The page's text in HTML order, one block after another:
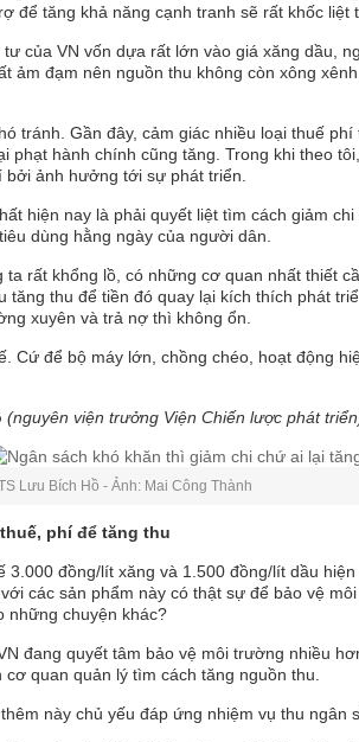
để tăng khả năng cạnh tranh sẽ rất khốc liệt
tư của VN vốn dựa rất lớn vào giá xăng dầu,
ảm đạm nên nguồn thu không còn xông
tránh. Gần đây, cảm giác nhiều loại thuế
phạt hành chính cũng tăng. Trong khi theo
bởi ảnh hưởng tới sự phát triển.
hiện nay là phải quyết liệt tìm cách giảm
dùng hằng ngày của người dân.
ta rất khổng lồ, có những cơ quan nhất thiết
tăng thu để tiền đó quay lại kích thích phát
xuyên và trả nợ thì không ổn.
Cứ để bộ máy lớn, chồng chéo, hoạt động
(nguyên viện trưởng Viện Chiến lược phát
Lưu Bích Hồ - Ảnh: Mai Công Thành
phí để tăng thu
3.000 đồng/lít xăng và 1.500 đồng/lít dầu
các sản phẩm này có thật sự để bảo vệ
những chuyện khác?
đang quyết tâm bảo vệ môi trường nhiều
quan quản lý tìm cách tăng nguồn thu.
này chủ yếu đáp ứng nhiệm vụ thu ngân